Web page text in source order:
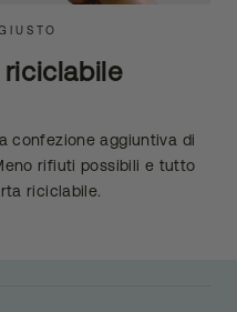
confezione aggiuntiva di
rifiuti possibili e tutto
riciclabile.